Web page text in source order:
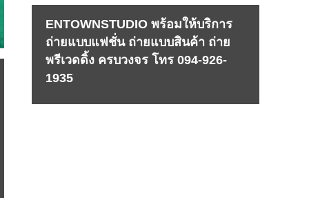
ENTOWNSTUDIO พร้อมให้บริการ
ถ่ายแบบแฟชั่น ถ่ายแบบสินค้า ถ่าย
พรีเวดดิ้ง ครบวงจร โทร 094-926-
1935